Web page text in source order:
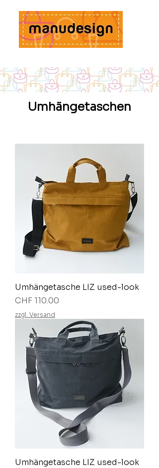
Umhängetaschen
Umhängetasche LIZ used-look
Preis
CHF 110.00
zzgl. Versand
Umhängetasche LIZ used-look